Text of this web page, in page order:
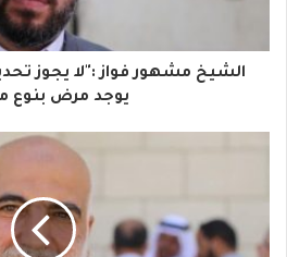
ا
إ
ت
الشيخ مشهور فواز :"لا يجوز
يوجد مرض بنوع